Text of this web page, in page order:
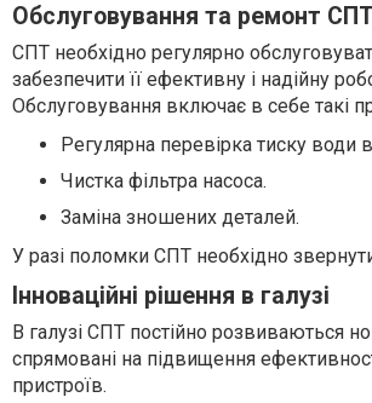
Обслуговування та ремонт СПТ
СПТ необхідно регулярно
забезпечити її ефективну і надійну
Обслуговування включає в себе такі
Регулярна перевірка тиску води
Чистка фільтра насоса.
Заміна зношених деталей.
У разі поломки СПТ необхідно
Інноваційні рішення в галузі
В галузі СПТ постійно розвиваються
спрямовані на підвищення
пристроїв.